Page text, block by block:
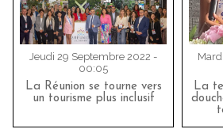
Jeudi 29 Septembre 2022 -
00:05
La Réunion se tourne vers
un tourisme plus inclusif
La